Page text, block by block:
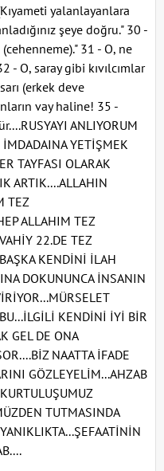
yalanlayanlara
şeye doğru." 30 -
31 - O, ne
O, saray gibi kıvılcımlar
(erkek deve
vay haline! 35 -
ANLIYORUM
YETİŞMEK
TAYFASI OLARAK
ARTIK....ALLAHIN
TEZ
ALLAHIM TEZ
22.DE TEZ
KENDİNİ İLAH
DOKUNUNCA İNSANIN
KENDİNİ İYİ BİR
GEL DE ONA
NAATTA İFADE
GÖZLEYELİM...AHZAB
TUTMASINDA